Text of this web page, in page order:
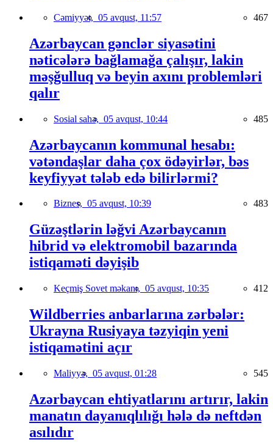
Cəmiyyət, 05 avqust, 11:57 467
Azərbaycan gənclər siyasətini
nəticələrə bağlamağa çalışır, lakin
məşğulluq və beyin axını problemləri
qalır
Sosial sahə, 05 avqust, 10:44 485
Azərbaycanın kommunal hesabı:
vətəndaşlar daha çox ödəyirlər, bəs
keyfiyyət tələb edə bilirlərmi?
Biznes, 05 avqust, 10:39 483
Güzəştlərin ləğvi Azərbaycanın
hibrid və elektromobil bazarında
istiqaməti dəyişib
Keçmiş Sovet məkanı, 05 avqust, 10:35 412
Wildberries anbarlarına zərbələr:
Ukrayna Rusiyaya təzyiqin yeni
istiqamətini açır
Maliyyə, 05 avqust, 01:28 545
Azərbaycan ehtiyatlarını artırır, lakin
manatın dayanıqlılığı hələ də neftdən
asılıdır